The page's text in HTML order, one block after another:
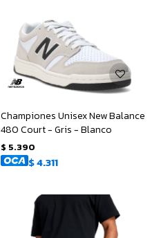
Championes Unisex New Balance
480 Court - Gris - Blanco
$ 5.390
$4.311